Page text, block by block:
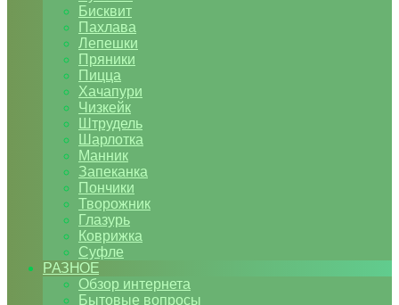
Бисквит
Пахлава
Лепешки
Пряники
Пицца
Хачапури
Чизкейк
Штрудель
Шарлотка
Манник
Запеканка
Пончики
Творожник
Глазурь
Коврижка
Суфле
РАЗНОЕ
Обзор интернета
Бытовые вопросы